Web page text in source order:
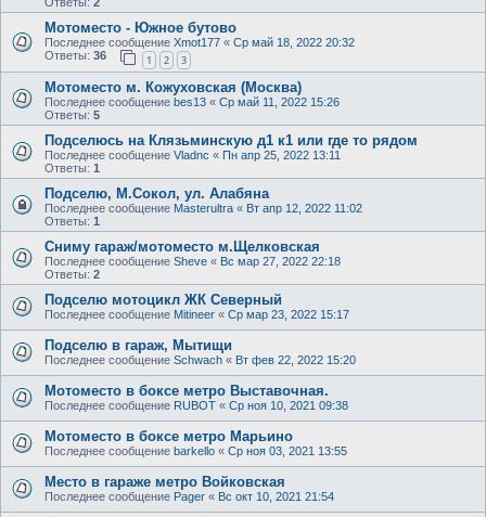
Мотоместо - Южное бутово
Последнее сообщение Xmot177 « Ср май 18, 2022 20:32
Ответы: 36 1 2 3
Мотоместо м. Кожуховская (Москва)
Последнее сообщение bes13 « Ср май 11, 2022 15:26
Ответы: 5
Подселюсь на Клязьминскую д1 к1 или где то рядом
Последнее сообщение Vladnc « Пн апр 25, 2022 13:11
Ответы: 1
Подселю, М.Сокол, ул. Алабяна
Последнее сообщение Masterultra « Вт апр 12, 2022 11:02
Ответы: 1
Сниму гараж/мотоместо м.Щелковская
Последнее сообщение Sheve « Вс мар 27, 2022 22:18
Ответы: 2
Подселю мотоцикл ЖК Северный
Последнее сообщение Mitineer « Ср мар 23, 2022 15:17
Подселю в гараж, Мытищи
Последнее сообщение Schwach « Вт фев 22, 2022 15:20
Мотоместо в боксе метро Выставочная.
Последнее сообщение RUBOT « Ср ноя 10, 2021 09:38
Мотоместо в боксе метро Марьино
Последнее сообщение barkello « Ср ноя 03, 2021 13:55
Место в гараже метро Войковская
Последнее сообщение Pager « Вс окт 10, 2021 21:54